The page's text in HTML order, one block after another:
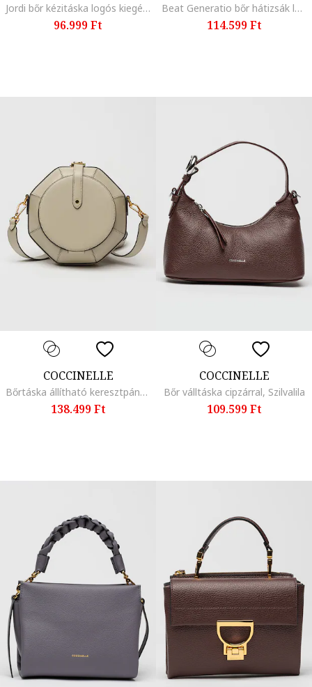
Jordi bőr kézitáska logós kiegészítővel, Karamellbarna
96.999 Ft
Beat Generatio bőr hátizsák logós részlettel, Púderrózsaszín
114.599 Ft
COCCINELLE
Bőrtáska állítható keresztpánttal, Halványzöld
138.499 Ft
COCCINELLE
Bőr válltáska cipzárral, Szilvalila
109.599 Ft